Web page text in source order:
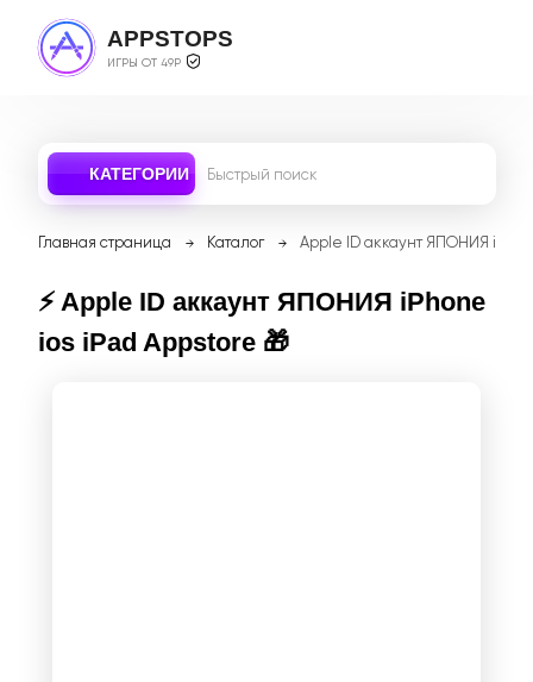
APPSTOPS
ИГРЫ ОТ 49Р
КАТЕГОРИИ
Главная страница Каталог Apple ID аккаунт ЯПОНИЯ
⚡️ Apple ID аккаунт ЯПОНИЯ iPhone
ios iPad Appstore 🎁